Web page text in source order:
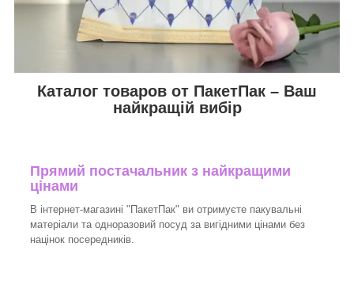
Каталог товаров от ПакетПак – Ваш
найкращій вибір
Прямий постачальник з найкращими
цінами
В інтернет-магазині "ПакетПак" ви отримуєте пакувальні
матеріали та одноразовий посуд за вигідними цінами без
націнок посередників.